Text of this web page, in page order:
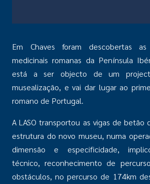
Em Chaves foram descobertas
medicinais romanas da Península
está a ser objecto de um
musealização, e vai dar lugar ao
romano de Portugal.
A LASO transportou as vigas de betão
estrutura do novo museu, numa
dimensão e especificidade,
técnico, reconhecimento de
obstáculos, no percurso de 174km